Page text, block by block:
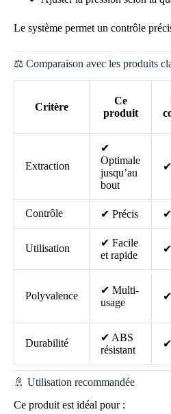
Le système permet un contrôle
⚖️ Comparaison avec les produits
Critère
Ce
produit
Extraction
✔
Optimale
jusqu’au
bout
Contrôle ✔ Précis
Utilisation
✔ Facile
et rapide
Polyvalence
✔ Multi-
usage
Durabilité
✔ ABS
résistant
🚿 Utilisation recommandée
Ce produit est idéal pour :